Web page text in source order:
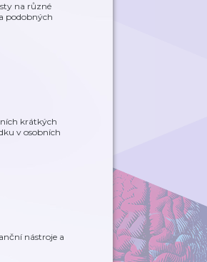
na různé
podobných
krátkých
v osobních
nástroje a